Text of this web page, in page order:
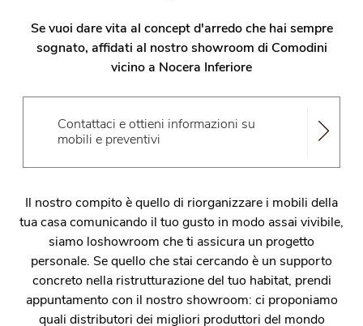
Se vuoi dare vita al concept d'arredo che hai sempre
sognato, affidati al nostro showroom di Comodini
vicino a Nocera Inferiore
Contattaci e ottieni informazioni su
mobili e preventivi
Il nostro compito è quello di riorganizzare i mobili della
tua casa comunicando il tuo gusto in modo assai vivibile,
siamo loshowroom che ti assicura un progetto
personale. Se quello che stai cercando è un supporto
concreto nella ristrutturazione del tuo habitat, prendi
appuntamento con il nostro showroom: ci proponiamo
quali distributori dei migliori produttori del mondo